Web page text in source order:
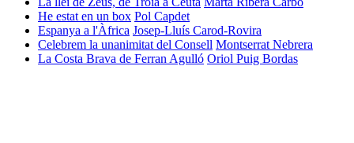
He estat en un box Pol Capdet
Espanya a l'Àfrica Josep-Lluís Carod-Rovira
Celebrem la unanimitat del Consell Montserrat Nebrera
La Costa Brava de Ferran Agulló Oriol Puig Bordas